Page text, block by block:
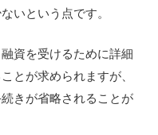
いという点です。
資を受けるために詳細
とが求められますが、
きが省略されることが